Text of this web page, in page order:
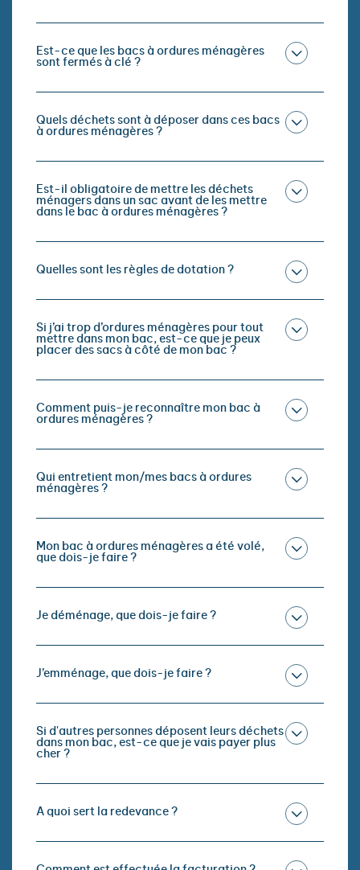
Est-ce que les bacs à ordures ménagères
sont fermés à clé ?
Quels déchets sont à déposer dans ces bacs
à ordures ménagères ?
Est-il obligatoire de mettre les déchets
ménagers dans un sac avant de les mettre
dans le bac à ordures ménagères ?
Quelles sont les règles de dotation ?
Si j’ai trop d’ordures ménagères pour tout
mettre dans mon bac, est-ce que je peux
placer des sacs à côté de mon bac ?
Comment puis-je reconnaître mon bac à
ordures ménagères ?
Qui entretient mon/mes bacs à ordures
ménagères ?
Mon bac à ordures ménagères a été volé,
que dois-je faire ?
Je déménage, que dois-je faire ?
J’emménage, que dois-je faire ?
Si d'autres personnes déposent leurs déchets
dans mon bac, est-ce que je vais payer plus
cher ?
A quoi sert la redevance ?